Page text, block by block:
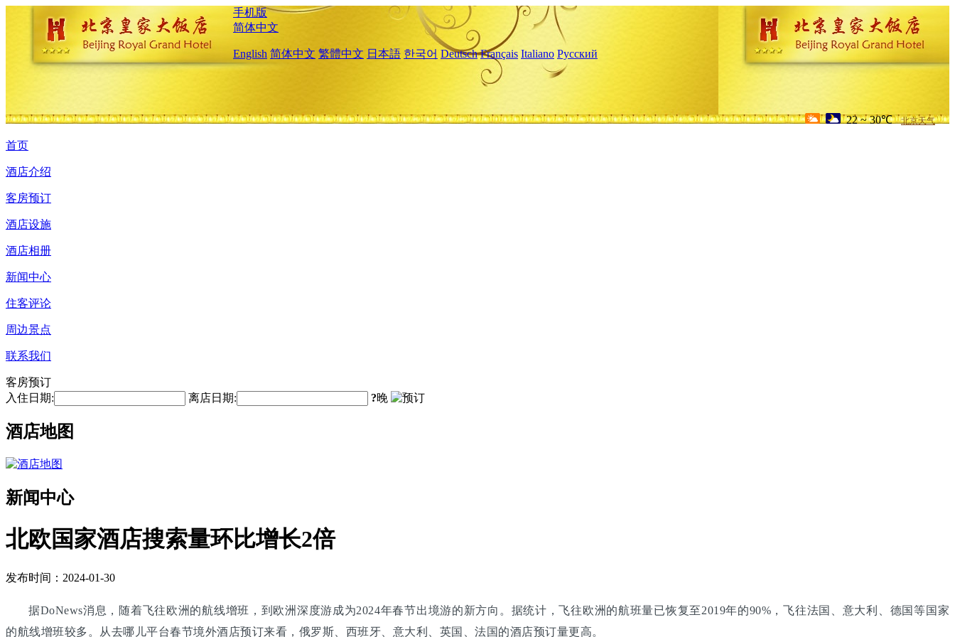
手机版
简体中文
English 简体中文 繁體中文 日本語 한국어 Deutsch Français Italiano Русский
22 ~ 30℃ 北京天气
首页
酒店介绍
客房预订
酒店设施
酒店相册
新闻中心
住客评论
周边景点
联系我们
客房预订
入住日期:
离店日期: ?晚
酒店地图
新闻中心
北欧国家酒店搜索量环比增长2倍
发布时间：2024-01-30
据DoNews消息，随着飞往欧洲的航线增班，到欧洲深度游成为2024年春节出境游的新方向。据统计，飞往欧洲的航班量已恢复至2019年的90%，飞往法国、意大利、德国等国家
的航线增班较多。从去哪儿平台春节境外酒店预订来看，俄罗斯、西班牙、意大利、英国、法国的酒店预订量更高。